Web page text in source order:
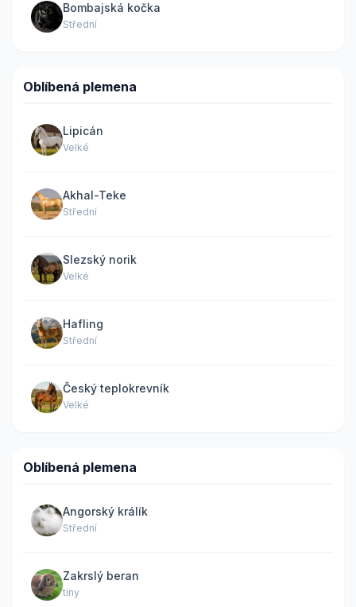
Bombajská kočka
Střední
Oblíbená plemena
Lipicán
Velké
Akhal-Teke
Střední
Slezský norik
Velké
Hafling
Střední
Český teplokrevník
Velké
Oblíbená plemena
Angorský králík
Střední
Zakrslý beran
tiny